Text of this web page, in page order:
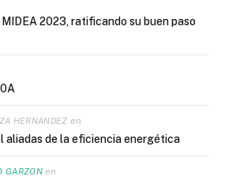
2023, ratificando su buen paso
HERNÁNDEZ en
aliadas de la eficiencia energética
GARZONen